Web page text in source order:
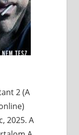
2 (A
2025. A